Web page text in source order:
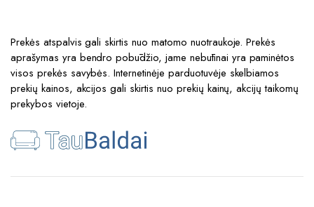
Prekės atspalvis gali skirtis nuo matomo nuotraukoje. Prekės
aprašymas yra bendro pobūdžio, jame nebūtinai yra paminėtos
visos prekės savybės. Internetinėje parduotuvėje skelbiamos
prekių kainos, akcijos gali skirtis nuo prekių kainų, akcijų taikomų
prekybos vietoje.